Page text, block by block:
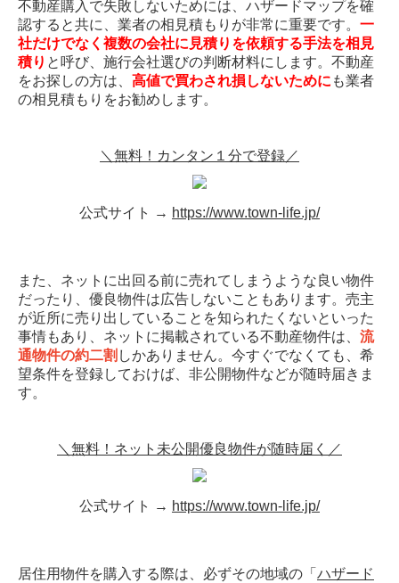
不動産購入で失敗しないためには、ハザードマップを確
認すると共に、業者の相見積もりが非常に重要です。 一
社だけでなく複数の会社に見積りを依頼する手法を相見
積り と呼び、施行会社選びの判断材料にします。不動産
をお探しの方は、 高値で買わされ損しないために も業者
の相見積もりをお勧めします。
＼無料！カンタン１分で登録／
公式サイト → https://www.town-life.jp/
また、ネットに出回る前に売れてしまうような良い物件
だったり、優良物件は広告しないこともあります。売主
が近所に売り出していることを知られたくないといった
事情もあり、ネットに掲載されている不動産物件は、 流
通物件の約二割 しかありません。今すぐでなくても、希
望条件を登録しておけば、非公開物件などが随時届きま
す。
＼無料！ネット未公開優良物件が随時届く／
公式サイト → https://www.town-life.jp/
居住用物件を購入する際は、必ずその地域の「 ハザード